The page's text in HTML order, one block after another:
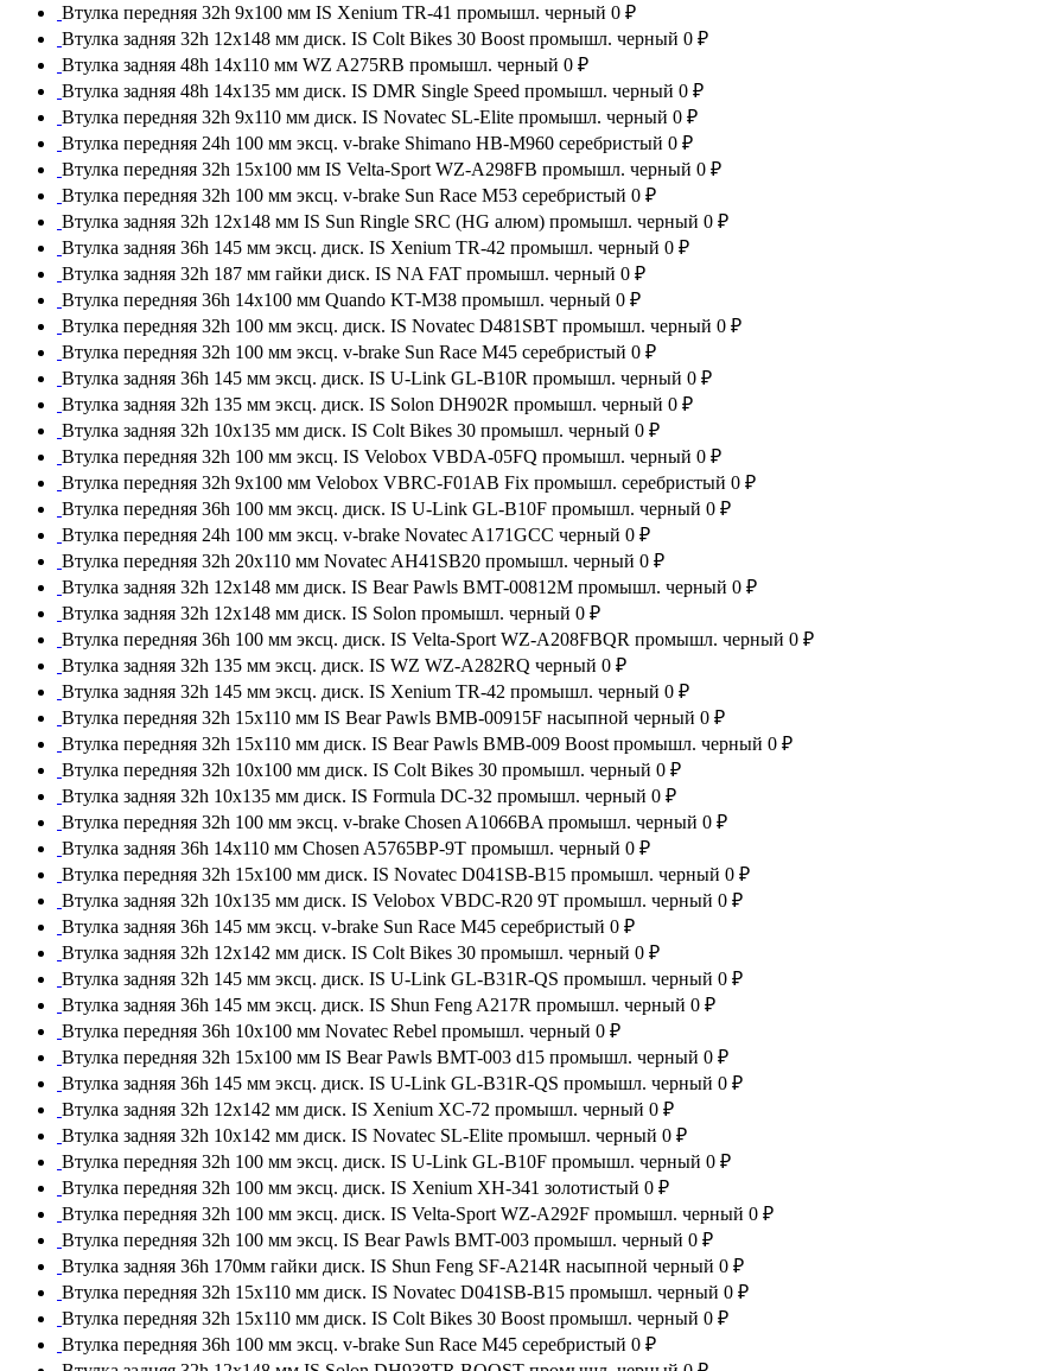
Втулка передняя 32h 9x100 мм IS Xenium TR-41 промышл. черный 0 ₽
Втулка задняя 32h 12x148 мм диск. IS Colt Bikes 30 Boost промышл. черный 0 ₽
Втулка задняя 48h 14x110 мм WZ A275RB промышл. черный 0 ₽
Втулка задняя 48h 14x135 мм диск. IS DMR Single Speed промышл. черный 0 ₽
Втулка передняя 32h 9x110 мм диск. IS Novatec SL-Elite промышл. черный 0 ₽
Втулка передняя 24h 100 мм эксц. v-brake Shimano HB-M960 серебристый 0 ₽
Втулка передняя 32h 15x100 мм IS Velta-Sport WZ-A298FB промышл. черный 0 ₽
Втулка передняя 32h 100 мм эксц. v-brake Sun Race М53 серебристый 0 ₽
Втулка задняя 32h 12x148 мм IS Sun Ringle SRC (HG алюм) промышл. черный 0 ₽
Втулка задняя 36h 145 мм эксц. диск. IS Xenium TR-42 промышл. черный 0 ₽
Втулка задняя 32h 187 мм гайки диск. IS NA FAT промышл. черный 0 ₽
Втулка передняя 36h 14x100 мм Quando KT-M38 промышл. черный 0 ₽
Втулка передняя 32h 100 мм эксц. диск. IS Novatec D481SBT промышл. черный 0 ₽
Втулка передняя 32h 100 мм эксц. v-brake Sun Race M45 серебристый 0 ₽
Втулка задняя 36h 145 мм эксц. диск. IS U-Link GL-B10R промышл. черный 0 ₽
Втулка задняя 32h 135 мм эксц. диск. IS Solon DH902R промышл. черный 0 ₽
Втулка задняя 32h 10x135 мм диск. IS Colt Bikes 30 промышл. черный 0 ₽
Втулка передняя 32h 100 мм эксц. IS Velobox VBDA-05FQ промышл. черный 0 ₽
Втулка передняя 32h 9x100 мм Velobox VBRC-F01AB Fix промышл. серебристый 0 ₽
Втулка передняя 36h 100 мм эксц. диск. IS U-Link GL-B10F промышл. черный 0 ₽
Втулка передняя 24h 100 мм эксц. v-brake Novatec A171GCC черный 0 ₽
Втулка передняя 32h 20x110 мм Novatec AH41SB20 промышл. черный 0 ₽
Втулка задняя 32h 12x148 мм диск. IS Bear Pawls BMT-00812M промышл. черный 0 ₽
Втулка задняя 32h 12x148 мм диск. IS Solon промышл. черный 0 ₽
Втулка передняя 36h 100 мм эксц. диск. IS Velta-Sport WZ-A208FBQR промышл. черный 0 ₽
Втулка задняя 32h 135 мм эксц. диск. IS WZ WZ-A282RQ черный 0 ₽
Втулка задняя 32h 145 мм эксц. диск. IS Xenium TR-42 промышл. черный 0 ₽
Втулка передняя 32h 15x110 мм IS Bear Pawls BMB-00915F насыпной черный 0 ₽
Втулка передняя 32h 15x110 мм диск. IS Bear Pawls BMB-009 Boost промышл. черный 0 ₽
Втулка передняя 32h 10x100 мм диск. IS Colt Bikes 30 промышл. черный 0 ₽
Втулка задняя 32h 10x135 мм диск. IS Formula DC-32 промышл. черный 0 ₽
Втулка передняя 32h 100 мм эксц. v-brake Chosen A1066BA промышл. черный 0 ₽
Втулка задняя 36h 14x110 мм Chosen A5765BP-9T промышл. черный 0 ₽
Втулка передняя 32h 15x100 мм диск. IS Novatec D041SB-B15 промышл. черный 0 ₽
Втулка задняя 32h 10x135 мм диск. IS Velobox VBDC-R20 9T промышл. черный 0 ₽
Втулка задняя 36h 145 мм эксц. v-brake Sun Race M45 серебристый 0 ₽
Втулка задняя 32h 12x142 мм диск. IS Colt Bikes 30 промышл. черный 0 ₽
Втулка задняя 32h 145 мм эксц. диск. IS U-Link GL-B31R-QS промышл. черный 0 ₽
Втулка задняя 36h 145 мм эксц. диск. IS Shun Feng A217R промышл. черный 0 ₽
Втулка передняя 36h 10x100 мм Novatec Rebel промышл. черный 0 ₽
Втулка передняя 32h 15x100 мм IS Bear Pawls BMT-003 d15 промышл. черный 0 ₽
Втулка задняя 36h 145 мм эксц. диск. IS U-Link GL-B31R-QS промышл. черный 0 ₽
Втулка задняя 32h 12x142 мм диск. IS Xenium XC-72 промышл. черный 0 ₽
Втулка задняя 32h 10x142 мм диск. IS Novatec SL-Elite промышл. черный 0 ₽
Втулка передняя 32h 100 мм эксц. диск. IS U-Link GL-B10F промышл. черный 0 ₽
Втулка передняя 32h 100 мм эксц. диск. IS Xenium XH-341 золотистый 0 ₽
Втулка передняя 32h 100 мм эксц. диск. IS Velta-Sport WZ-A292F промышл. черный 0 ₽
Втулка передняя 32h 100 мм эксц. IS Bear Pawls BMT-003 промышл. черный 0 ₽
Втулка задняя 36h 170мм гайки диск. IS Shun Feng SF-A214R насыпной черный 0 ₽
Втулка передняя 32h 15x110 мм диск. IS Novatec D041SB-B15 промышл. черный 0 ₽
Втулка передняя 32h 15x110 мм диск. IS Colt Bikes 30 Boost промышл. черный 0 ₽
Втулка передняя 36h 100 мм эксц. v-brake Sun Race M45 серебристый 0 ₽